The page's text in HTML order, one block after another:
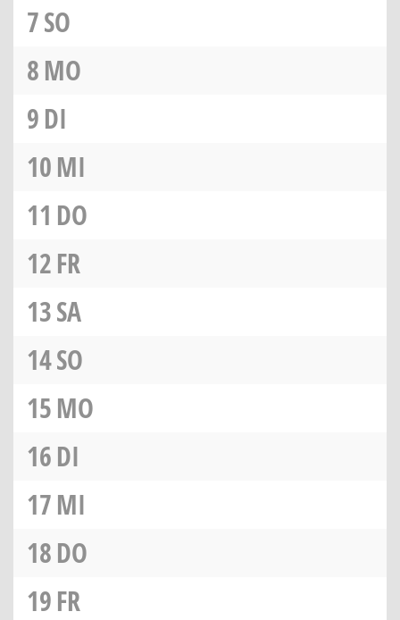
7SO
8MO
9DI
10MI
11 DO
12FR
13SA
14SO
15MO
16DI
17MI
18DO
19FR